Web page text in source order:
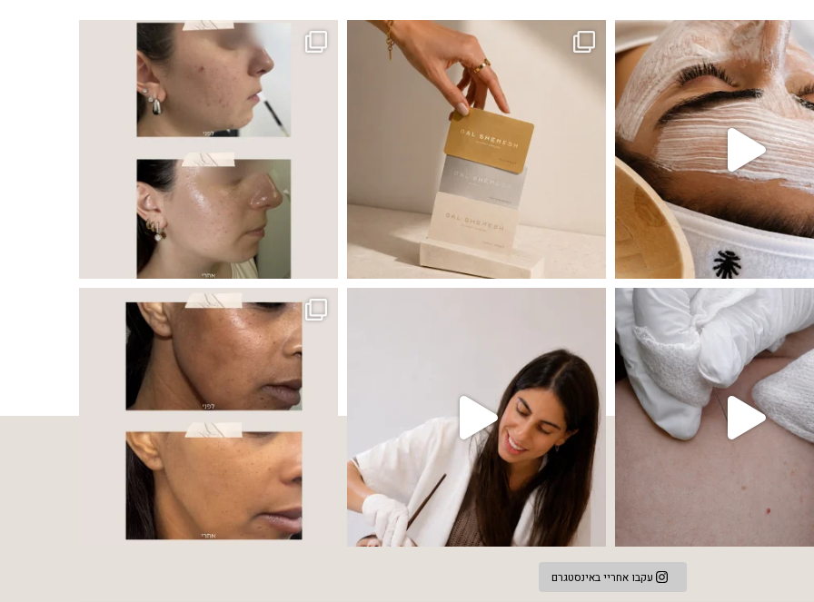
מועדון החברות שלנו סוף סוף נפתח. מהיום, אקנה הוא אחד המצבים הנפוצים ביותר בעור, אך לכל עור
שהעור פשוט צריך לעצור רגע, לנשום ולהתאזן תהליך אחד שיכול לעשות הבדל גדול במראה ובאיכות העור
עקבו אחריי באינסטגרם